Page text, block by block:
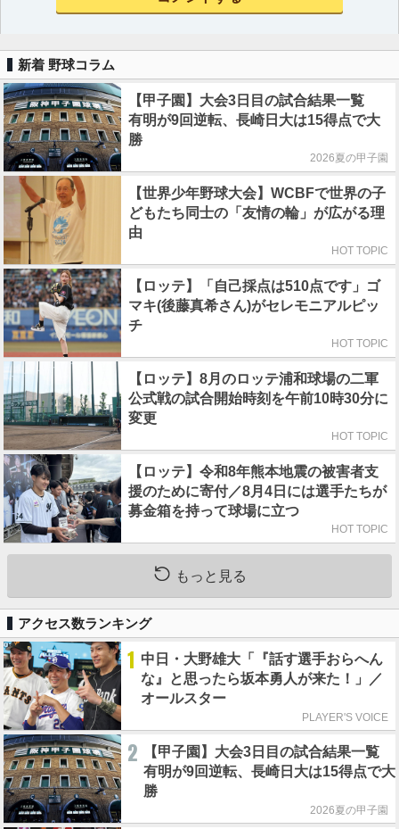
新着 野球コラム
【甲子園】大会3日目の試合結果一覧
有明が9回逆転、長崎日大は15得点で大
勝
2026夏の甲子園
【世界少年野球大会】WCBFで世界の子
どもたち同士の「友情の輪」が広がる理
由
HOT TOPIC
【ロッテ】「自己採点は510点です」ゴ
マキ(後藤真希さん)がセレモニアルピッ
チ
HOT TOPIC
【ロッテ】8月のロッテ浦和球場の二軍
公式戦の試合開始時刻を午前10時30分に
変更
HOT TOPIC
【ロッテ】令和8年熊本地震の被害者支
援のために寄付／8月4日には選手たちが
募金箱を持って球場に立つ
HOT TOPIC
もっと見る
アクセス数ランキング
1 中日・大野雄大「『話す選手おらへん
な』と思ったら坂本勇人が来た！」／
オールスター
PLAYER'S VOICE
2
【甲子園】大会3日目の試合結果一覧
有明が9回逆転、長崎日大は15得点で大
勝
2026夏の甲子園